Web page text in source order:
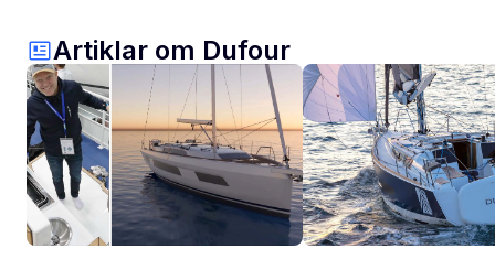
Artiklar om Dufour